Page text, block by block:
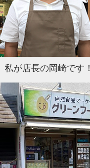
私が店長の岡崎です！